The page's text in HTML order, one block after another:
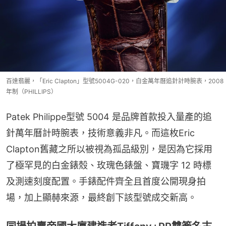
百達翡麗，「Eric Clapton」型號5004G-020，白金萬年曆追針計時腕表，2008
年制（PHILLIPS）
Patek Philippe型號 5004 是品牌首款投入量產的追
針萬年曆計時腕表，技術意義非凡。而這枚Eric
Clapton舊藏之所以被視為孤品級別，是因為它採用
了極罕見的白金錶殼、玫瑰色錶盤、寶璣字 12 時標
及測速刻度配置。手錶配件齊全且首度公開現身拍
場，加上顯赫來源，最終創下該型號成交新高。